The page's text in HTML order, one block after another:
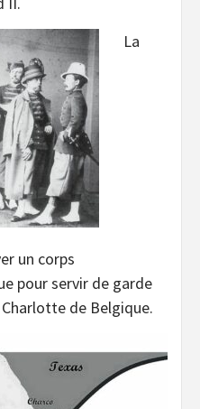
La
un corps
pour servir de garde
de Belgique.